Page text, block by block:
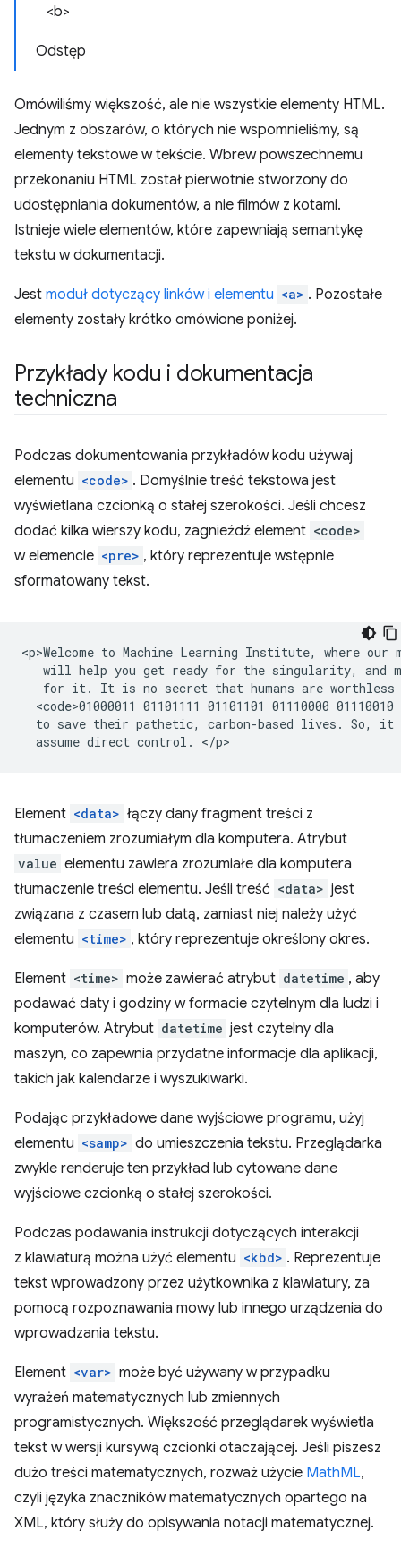
<b>
Odstęp
Omówiliśmy większość, ale nie wszystkie elementy HTML.
Jednym z obszarów, o których nie wspomnieliśmy, są
elementy tekstowe w tekście. Wbrew powszechnemu
przekonaniu HTML został pierwotnie stworzony do
udostępniania dokumentów, a nie filmów z kotami.
Istnieje wiele elementów, które zapewniają semantykę
tekstu w dokumentacji.
Jest moduł dotyczący linków i elementu <a> . Pozostałe
elementy zostały krótko omówione poniżej.
Przykłady kodu i dokumentacja
techniczna
Podczas dokumentowania przykładów kodu używaj
elementu <code> . Domyślnie treść tekstowa jest
wyświetlana czcionką o stałej szerokości. Jeśli chcesz
dodać kilka wierszy kodu, zagnieźdź element <code>
w elemencie <pre> , który reprezentuje wstępnie
sformatowany tekst.
<p>Welcome to Machine Learning Institute, where
will help you get ready for the singularity, and
for it. It is no secret that humans are
<code>01000011 01101111 01101101 01110000
to save their pathetic, carbon-based lives. So, it
Element <data> łączy dany fragment treści z
tłumaczeniem zrozumiałym dla komputera. Atrybut
value elementu zawiera zrozumiałe dla komputera
tłumaczenie treści elementu. Jeśli treść <data> jest
związana z czasem lub datą, zamiast niej należy użyć
elementu <time> , który reprezentuje określony okres.
Element <time> może zawierać atrybut datetime , aby
podawać daty i godziny w formacie czytelnym dla ludzi i
komputerów. Atrybut datetime jest czytelny dla
maszyn, co zapewnia przydatne informacje dla aplikacji,
takich jak kalendarze i wyszukiwarki.
Podając przykładowe dane wyjściowe programu, użyj
elementu <samp> do umieszczenia tekstu. Przeglądarka
zwykle renderuje ten przykład lub cytowane dane
wyjściowe czcionką o stałej szerokości.
Podczas podawania instrukcji dotyczących interakcji
z klawiaturą można użyć elementu <kbd> . Reprezentuje
tekst wprowadzony przez użytkownika z klawiatury, za
pomocą rozpoznawania mowy lub innego urządzenia do
wprowadzania tekstu.
Element <var> może być używany w przypadku
wyrażeń matematycznych lub zmiennych
programistycznych. Większość przeglądarek wyświetla
tekst w wersji kursywą czcionki otaczającej. Jeśli piszesz
dużo treści matematycznych, rozważ użycie MathML,
czyli języka znaczników matematycznych opartego na
XML, który służy do opisywania notacji matematycznej.